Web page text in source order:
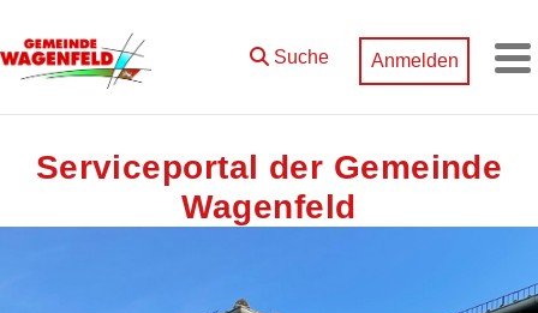
Suche
Anmelden
Serviceportal der Gemeinde
Wagenfeld